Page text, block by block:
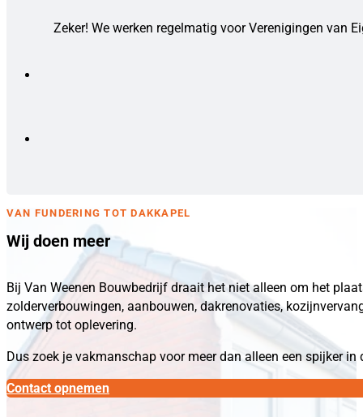
Zeker! We werken regelmatig voor Verenigingen van
Wij doen meer
VAN FUNDERING TOT DAKKAPEL
Bij Van Weenen Bouwbedrijf draait het niet alleen om het
zolderverbouwingen, aanbouwen, dakrenovaties,
ontwerp tot oplevering.
Dus zoek je vakmanschap voor meer dan alleen een spijker
Contact opnemen